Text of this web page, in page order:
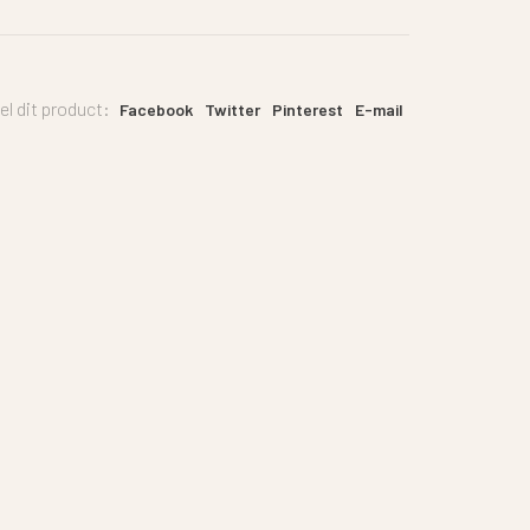
dit product: Facebook Twitter Pinterest E-mail